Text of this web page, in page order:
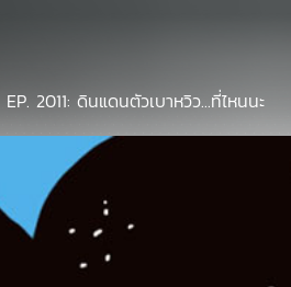
EP. 2011: ดินแดนตัวเบาหวิว...ที่ไหนนะ